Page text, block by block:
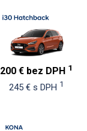
200 € bez DPH 1
245 € s DPH 1